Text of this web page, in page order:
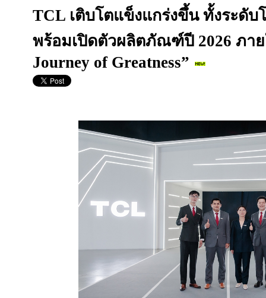
TCL เติบโตแข็งแกร่งขึ้น ทั้งระดับ
พร้อมเปิดตัวผลิตภัณฑ์ปี 2026 ภา
Journey of Greatness”